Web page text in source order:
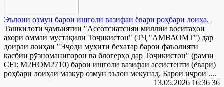
Эълони озмун барои ишғоли вазифаи ёвари роҳбари лоиҳа.
Ташкилоти ҷамъиятии "Ассотсиатсияи миллии воситаҳои
ахори оммаи мустақили Тоҷикистон" (ТҶ "АМВАОМТ") дар
доираи лоиҳаи "Эҷоди муҳити бехатар барои фаъолияти
касбии рӯзноманигорон ва блогерҳо дар Тоҷикистон" (рамзи
CFI: M2HOM2710) барои ишғоли вазифаи ассистенти (ёвари)
роҳбари лоиҳаи мазкур озмун эълон мекунад. Барои иҷрои ....
13.05.2026 16:36 36